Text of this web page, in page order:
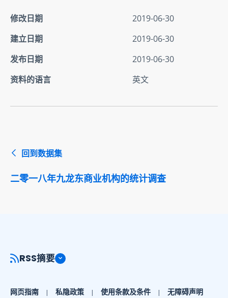
修改日期
2019-06-30
建立日期
2019-06-30
发布日期
2019-06-30
资料的语言
英文
回到数据集
二零一八年九龙东商业机构的统计调查
RSS摘要
网页指南 私隐政策 使用条款及条件 无障碍声明